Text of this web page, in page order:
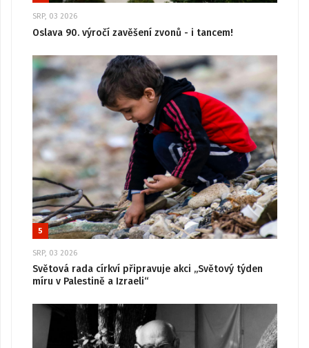
SRP, 03 2026
Oslava 90. výročí zavěšení zvonů - i tancem!
5
SRP, 03 2026
Světová rada církví připravuje akci „Světový týden
míru v Palestině a Izraeli“